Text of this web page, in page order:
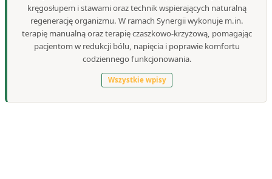
kręgosłupem i stawami oraz technik wspierających naturalną
regenerację organizmu. W ramach Synergii wykonuje m.in.
terapię manualną oraz terapię czaszkowo-krzyżową, pomagając
pacjentom w redukcji bólu, napięcia i poprawie komfortu
codziennego funkcjonowania.
Wszystkie wpisy